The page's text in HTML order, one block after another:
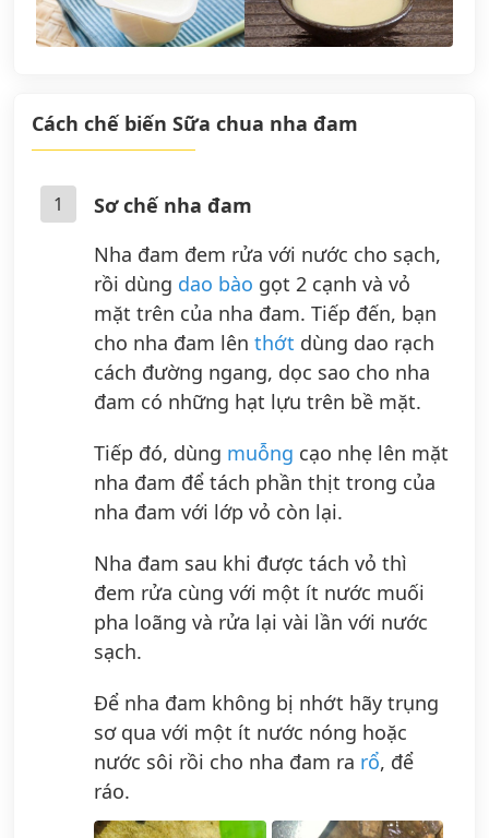
Cách chế biến Sữa chua nha đam
1
Sơ chế nha đam
Nha đam đem rửa với nước cho sạch,
rồi dùng dao bào gọt 2 cạnh và vỏ
mặt trên của nha đam. Tiếp đến, bạn
cho nha đam lên thớt dùng dao rạch
cách đường ngang, dọc sao cho nha
đam có những hạt lựu trên bề mặt.
Tiếp đó, dùng muỗng cạo nhẹ lên mặt
nha đam để tách phần thịt trong của
nha đam với lớp vỏ còn lại.
Nha đam sau khi được tách vỏ thì
đem rửa cùng với một ít nước muối
pha loãng và rửa lại vài lần với nước
sạch.
Để nha đam không bị nhớt hãy trụng
sơ qua với một ít nước nóng hoặc
nước sôi rồi cho nha đam ra rổ, để
ráo.